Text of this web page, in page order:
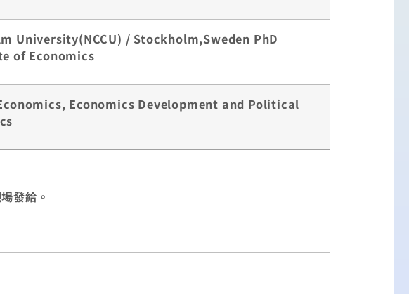
University(NCCU) / Stockholm,Sweden PhD
of Economics
Economics Development and Political
發給。